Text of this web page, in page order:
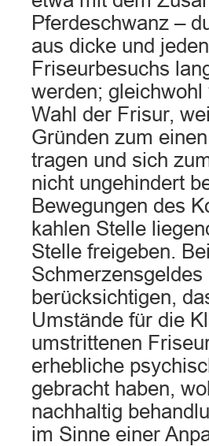
Pferdeschwanz –
aus dicke und
Friseurbesuchs
werden;
Wahl der Frisur,
Gründen zum
tragen und sich
nicht ungehindert
Bewegungen des
kahlen Stelle
Stelle freigeben.
berücksichtigen,
Umstände für die
umstrittenen
erhebliche
gebracht haben,
nachhaltig
im Sinne einer